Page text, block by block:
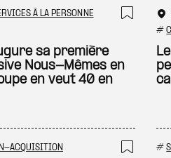
À LA PERSONNE
sa première
Nous-Mêmes en
en veut 40 en
#
ACQUISITION #